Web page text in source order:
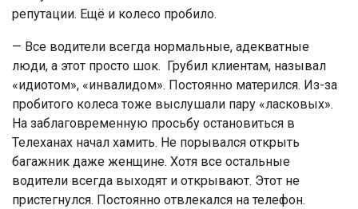
репутации. Ещё и колесо пробило.
— Все водители всегда нормальные, адекватные
люди, а этот просто шок. Грубил клиентам, называл
«идиотом», «инвалидом». Постоянно матерился. Из-за
пробитого колеса тоже выслушали пару «ласковых».
На заблаговременную просьбу остановиться в
Телеханах начал хамить. Не порывался открыть
багажник даже женщине. Хотя все остальные
водители всегда выходят и открывают. Этот не
пристегнулся. Постоянно отвлекался на телефон.